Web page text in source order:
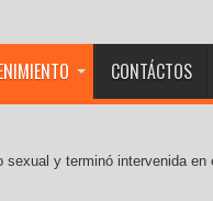
CONTÁCTOS
sexual y terminó intervenida en